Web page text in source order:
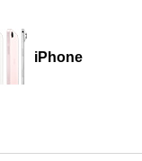
iPhone